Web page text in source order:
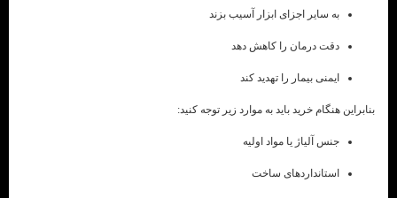
به سایر اجزای ابزار آسیب بزند
دقت درمان را کاهش دهد
ایمنی بیمار را تهدید کند
بنابراین هنگام خرید باید به موارد زیر توجه کنید:
جنس آلیاژ یا مواد اولیه
استانداردهای ساخت